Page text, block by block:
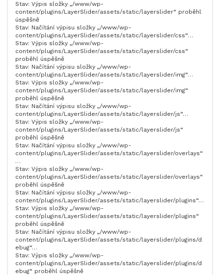
Stav: Výpis složky „/www/wp-
content/plugins/LayerSlider/assets/static/layerslider“ proběhl
úspěšně
Stav: Načítání výpisu složky „/www/wp-
content/plugins/LayerSlider/assets/static/layerslider/css“…
Stav: Výpis složky „/www/wp-
content/plugins/LayerSlider/assets/static/layerslider/css“
proběhl úspěšně
Stav: Načítání výpisu složky „/www/wp-
content/plugins/LayerSlider/assets/static/layerslider/img“…
Stav: Výpis složky „/www/wp-
content/plugins/LayerSlider/assets/static/layerslider/img“
proběhl úspěšně
Stav: Načítání výpisu složky „/www/wp-
content/plugins/LayerSlider/assets/static/layerslider/js“…
Stav: Výpis složky „/www/wp-
content/plugins/LayerSlider/assets/static/layerslider/js“
proběhl úspěšně
Stav: Načítání výpisu složky „/www/wp-
content/plugins/LayerSlider/assets/static/layerslider/overlays“
…
Stav: Výpis složky „/www/wp-
content/plugins/LayerSlider/assets/static/layerslider/overlays“
proběhl úspěšně
Stav: Načítání výpisu složky „/www/wp-
content/plugins/LayerSlider/assets/static/layerslider/plugins“…
Stav: Výpis složky „/www/wp-
content/plugins/LayerSlider/assets/static/layerslider/plugins“
proběhl úspěšně
Stav: Načítání výpisu složky „/www/wp-
content/plugins/LayerSlider/assets/static/layerslider/plugins/d
ebug“…
Stav: Výpis složky „/www/wp-
content/plugins/LayerSlider/assets/static/layerslider/plugins/d
ebug“ proběhl úspěšně